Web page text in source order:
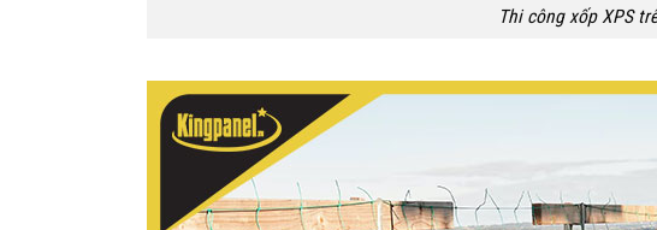
Thi công xốp XPS